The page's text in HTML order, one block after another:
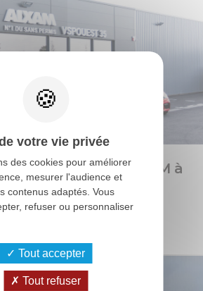
concession AIXAM à
(35)
votre vie privée
des cookies pour améliorer
mesurer l'audience et
contenus adaptés. Vous
refuser ou personnaliser
Tout accepter
Tout refuser